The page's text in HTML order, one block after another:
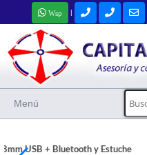
Wsp |
Menú
Rollo